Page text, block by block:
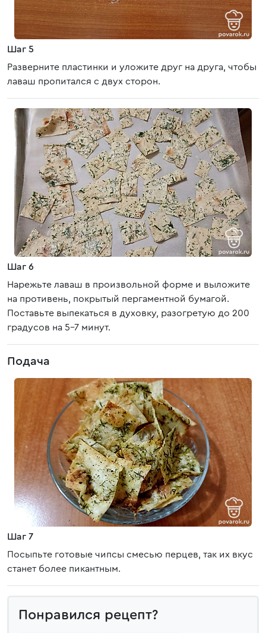
Шаг 5
Разверните пластинки и уложите друг на друга, чтобы
лаваш пропитался с двух сторон.
Шаг 6
Нарежьте лаваш в произвольной форме и выложите
на противень, покрытый пергаментной бумагой.
Поставьте выпекаться в духовку, разогретую до 200
градусов на 5-7 минут.
Подача
Шаг 7
Посыпьте готовые чипсы смесью перцев, так их вкус
станет более пикантным.
Понравился рецепт?